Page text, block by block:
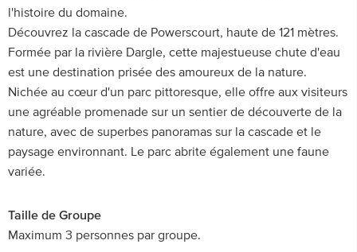
l'histoire du domaine.
Découvrez la cascade de Powerscourt, haute de 121 mètres.
Formée par la rivière Dargle, cette majestueuse chute d'eau
est une destination prisée des amoureux de la nature.
Nichée au cœur d'un parc pittoresque, elle offre aux visiteurs
une agréable promenade sur un sentier de découverte de la
nature, avec de superbes panoramas sur la cascade et le
paysage environnant. Le parc abrite également une faune
variée.
Taille de Groupe
Maximum 3 personnes par groupe.